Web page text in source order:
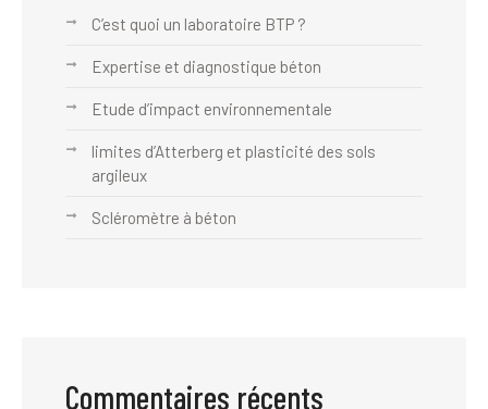
C’est quoi un laboratoire BTP ?
Expertise et diagnostique béton
Etude d’impact environnementale
limites d’Atterberg et plasticité des sols
argileux
Scléromètre à béton
Commentaires récents